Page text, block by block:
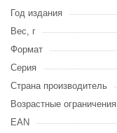
Год издания
Вес, г
Формат
Серия
Страна производитель
Возрастные ограничения
EAN